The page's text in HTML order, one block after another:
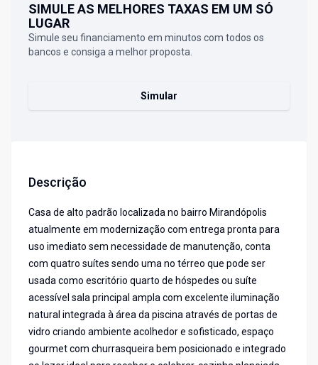
SIMULE AS MELHORES TAXAS EM UM SÓ
LUGAR
Simule seu financiamento em minutos com todos os
bancos e consiga a melhor proposta.
Simular
Descrição
Casa de alto padrão localizada no bairro Mirandópolis
atualmente em modernização com entrega pronta para
uso imediato sem necessidade de manutenção, conta
com quatro suítes sendo uma no térreo que pode ser
usada como escritório quarto de hóspedes ou suíte
acessível sala principal ampla com excelente iluminação
natural integrada à área da piscina através de portas de
vidro criando ambiente acolhedor e sofisticado, espaço
gourmet com churrasqueira bem posicionado e integrado